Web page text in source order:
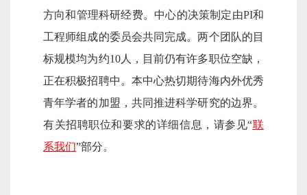
方向和管理科研经费。中心的决策制定由PI和
工程师组成的委员会共同完成。两个团队的目
标规模均为约10人，目前仍有许多职位空缺，
正在积极招聘中。本中心热切期待海内外优秀
青年学者的加盟，共同推进科学研究的边界。
有关招聘职位和要求的详细信息，请参见“联
系我们”部分。